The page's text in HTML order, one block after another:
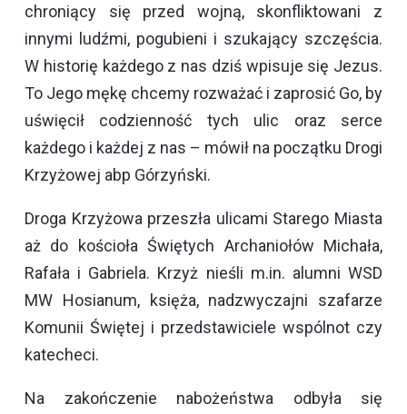
chroniący się przed wojną, skonfliktowani z
innymi ludźmi, pogubieni i szukający szczęścia.
W historię każdego z nas dziś wpisuje się Jezus.
To Jego mękę chcemy rozważać i zaprosić Go, by
uświęcił codzienność tych ulic oraz serce
każdego i każdej z nas – mówił na początku Drogi
Krzyżowej abp Górzyński.
Droga Krzyżowa przeszła ulicami Starego Miasta
aż do kościoła Świętych Archaniołów Michała,
Rafała i Gabriela. Krzyż nieśli m.in. alumni WSD
MW Hosianum, księża, nadzwyczajni szafarze
Komunii Świętej i przedstawiciele wspólnot czy
katecheci.
Na zakończenie nabożeństwa odbyła się